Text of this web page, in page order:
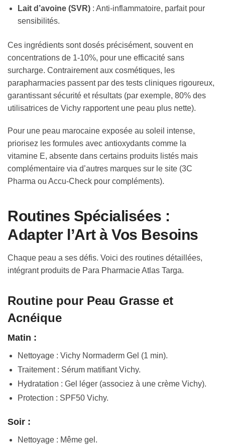
Lait d’avoine (SVR) : Anti-inflammatoire, parfait pour
sensibilités.
Ces ingrédients sont dosés précisément, souvent en
concentrations de 1-10%, pour une efficacité sans
surcharge. Contrairement aux cosmétiques, les
parapharmacies passent par des tests cliniques rigoureux,
garantissant sécurité et résultats (par exemple, 80% des
utilisatrices de Vichy rapportent une peau plus nette).
Pour une peau marocaine exposée au soleil intense,
priorisez les formules avec antioxydants comme la
vitamine E, absente dans certains produits listés mais
complémentaire via d’autres marques sur le site (3C
Pharma ou Accu-Check pour compléments).
Routines Spécialisées :
Adapter l’Art à Vos Besoins
Chaque peau a ses défis. Voici des routines détaillées,
intégrant produits de Para Pharmacie Atlas Targa.
Routine pour Peau Grasse et
Acnéique
Matin :
Nettoyage : Vichy Normaderm Gel (1 min).
Traitement : Sérum matifiant Vichy.
Hydratation : Gel léger (associez à une crème Vichy).
Protection : SPF50 Vichy.
Soir :
Nettoyage : Même gel.